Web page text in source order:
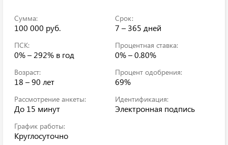
Сумма:
100 000 руб.
Срок:
7 – 365 дней
ПСК:
0% – 292% в год
Процентная ставка:
0% – 0.80%
Возраст:
18 – 90 лет
Процент одобрения:
69%
Рассмотрение анкеты:
До 15 минут
Идентификация:
Электронная подпись
График работы:
Круглосуточно